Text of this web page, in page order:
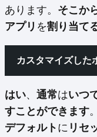
あります。 そこか
アプリ を割り当て
カスタマイズした
はい、 通常はいつ
すことができます。
デフォルト に リセ